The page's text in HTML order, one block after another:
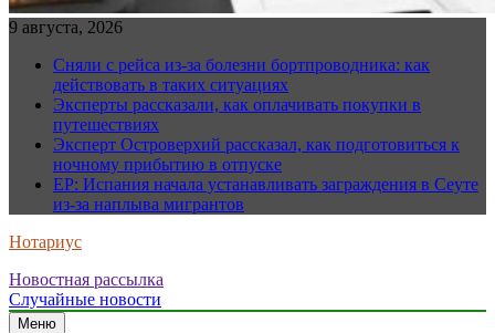
9 августа, 2026
Сняли с рейса из-за болезни бортпроводника: как
действовать в таких ситуациях
Эксперты рассказали, как оплачивать покупки в
путешествиях
Эксперт Островерхий рассказал, как подготовиться к
ночному прибытию в отпуске
EP: Испания начала устанавливать заграждения в Сеуте
из-за наплыва мигрантов
Нотариус
Новостная рассылка
Случайные новости
Меню